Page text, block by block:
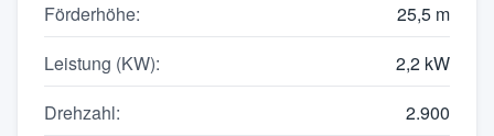
Förderhöhe:
25,5 m
Leistung (KW):
2,2 kW
Drehzahl:
2.900